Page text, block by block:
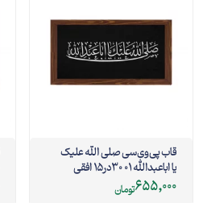
قاب پی‌وی‌سی صلی الله علیک
یا اباعبدالله 01 30در15 افقی
655,000تومان